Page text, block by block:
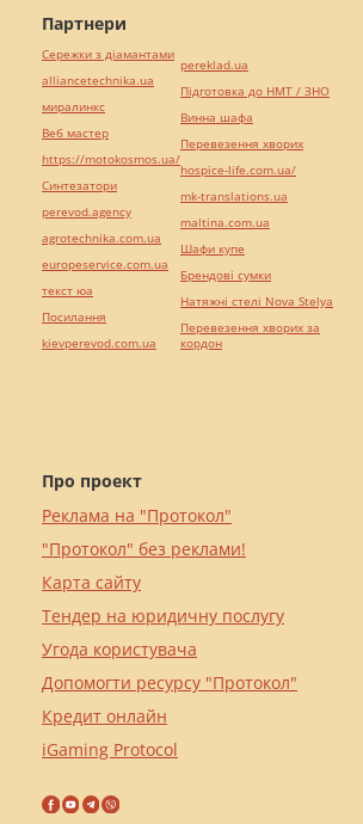
Про проект
Реклама на "Протокол"
"Протокол" без реклами!
Карта сайту
Тендер на юридичну послугу
Угода користувача
Допомогти ресурсу "Протокол"
Кредит онлайн
iGaming Protocol
Партнери
Сережки з діамантами
alliancetechnika.ua
миралинкс
Веб мастер
https://motokosmos.ua/
Синтезатори
perevod.agency
agrotechnika.com.ua
europeservice.com.ua
текст юа
Посилання
kievperevod.com.ua
pereklad.ua
Підготовка до НМТ / ЗНО
Винна шафа
Перевезення хворих
hospice-life.com.ua/
mk-translations.ua
maltina.com.ua
Шафи купе
Брендові сумки
Натяжні стелі Nova Stelya
Перевезення хворих за
кордон